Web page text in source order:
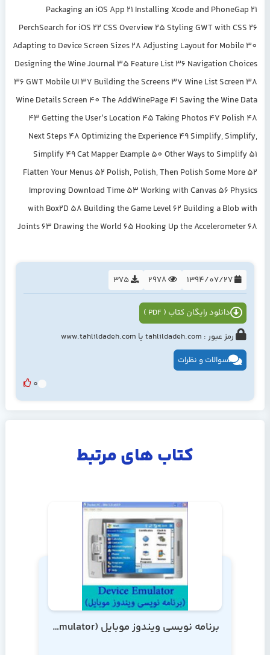
Packaging an iOS App 21 Installing Xcode and PhoneGap 21
PerchSearch for iOS 22 CSS Overview 25 Styling GWT with CSS 26
Adapting to Device Screen Sizes 28 Adjusting Layout for Mobile 30
Designing the Wine Journal 35 Feature List 36 Navigation Choices
36 GWT Mobile UI 37 Building the Screens 37 Wine List Screen 38
Wine Details Screen 40 The AddWinePage 41 Saving the Wine Data
43 Getting the User’s Location 45 Taking Photos 47 Polish 48
Next Steps 48 Optimizing the Experience 49 Simplify, Simplify,
Simplify 49 Cat Mapper Example 50 Other Ways to Simplify 51
Flatten Your Menus 52 Polish, Polish, Then Polish Some More 52
Improving Download Time 53 Working with Canvas 56 Physics
with Box2D 58 Building the Game Level 62 Building a Blob with
Joints 63 Drawing the World 65 Hooking Up the Accelerometer 68
1394/07/27
2978
375
دانلود رایگان کتاب ( PDF )
رمز عبور : tahlildadeh.com یا www.tahlildadeh.com
سوالات و نظرات
0
کتاب های مرتبط
برنامه نویسی ویندوز موبایل (Device Emulator)